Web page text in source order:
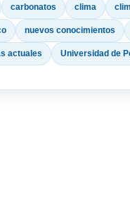
carbonatos clima
nuevos conocimientos
actuales Universidad de